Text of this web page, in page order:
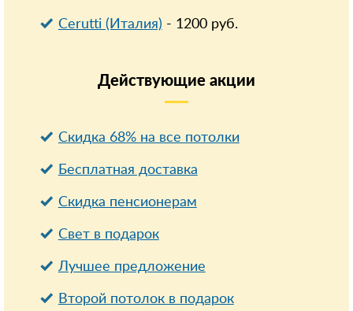
Cerutti (Италия) - 1200руб.
Действующие акции
Скидка 68% на все потолки
Бесплатная доставка
Cкидка пенсионерам
Свет в подарок
Лучшее предложение
Второй потолок в подарок